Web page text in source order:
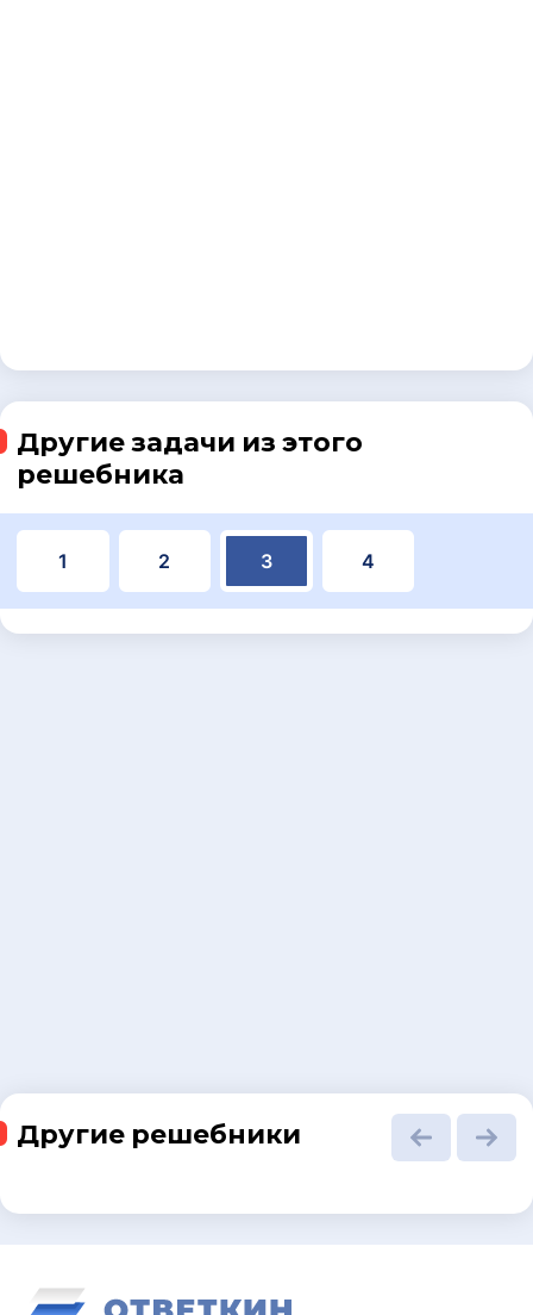
Другие задачи из этого
решебника
1 2 3 4
Другие решебники